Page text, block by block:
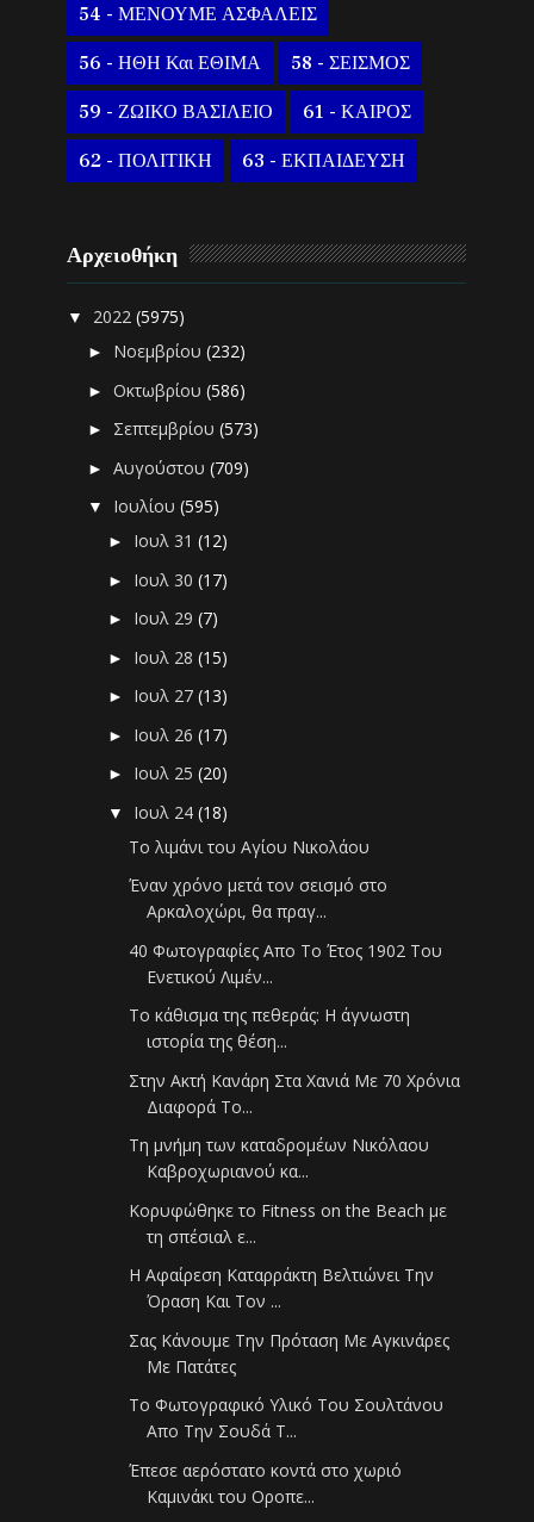
54 - ΜΕΝΟΥΜΕ ΑΣΦΑΛΕΙΣ
56 - ΗΘΗ Και ΕΘΙΜΑ 58 - ΣΕΙΣΜΟΣ
59 - ΖΩΙΚΟ ΒΑΣΙΛΕΙΟ 61 - ΚΑΙΡΟΣ
62 - ΠΟΛΙΤΙΚΗ 63 - ΕΚΠΑΙΔΕΥΣΗ
Αρχειοθήκη
▼ 2022(5975)
► Νοεμβρίου(232)
►Οκτωβρίου(586)
► Σεπτεμβρίου(573)
►Αυγούστου(709)
▼ Ιουλίου(595)
► Ιουλ 31(12)
► Ιουλ 30(17)
► Ιουλ 29(7)
► Ιουλ 28(15)
► Ιουλ 27(13)
► Ιουλ 26(17)
► Ιουλ 25(20)
▼ Ιουλ 24(18)
Το λιμάνι του Αγίου Νικολάου
Έναν χρόνο μετά τον σεισμό στο
Αρκαλοχώρι, θα πραγ...
40 Φωτογραφίες Απο Το Έτος 1902 Του
Ενετικού Λιμέν...
Το κάθισμα της πεθεράς: Η άγνωστη
ιστορία της θέση...
Στην Ακτή Κανάρη Στα Χανιά Με 70 Χρόνια
Διαφορά Το...
Τη μνήμη των καταδρομέων Νικόλαου
Καβροχωριανού κα...
Κορυφώθηκε το Fitness on the Beach με
τη σπέσιαλ ε...
Η Αφαίρεση Καταρράκτη Βελτιώνει Την
Όραση Και Τον ...
Σας Κάνουμε Την Πρόταση Με Αγκινάρες
Με Πατάτες
Το Φωτογραφικό Υλικό Του Σουλτάνου
Απο Την Σουδά Τ...
Έπεσε αερόστατο κοντά στο χωριό
Καμινάκι του Οροπε...